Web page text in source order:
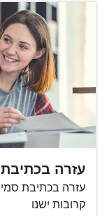
עזרה בכתיבת
עזרה בכתיבת
קרובות ישנו